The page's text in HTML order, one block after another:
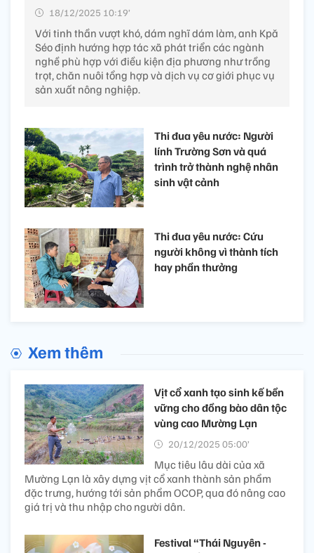
18/12/2025 10:19’
Với tinh thần vượt khó, dám nghĩ dám làm, anh Kpă
Séo định hướng hợp tác xã phát triển các ngành
nghề phù hợp với điều kiện địa phương như trồng
trọt, chăn nuôi tổng hợp và dịch vụ cơ giới phục vụ
sản xuất nông nghiệp.
Thi đua yêu nước: Người
lính Trường Sơn và quá
trình trở thành nghệ nhân
sinh vật cảnh
Thi đua yêu nước: Cứu
người không vì thành tích
hay phần thưởng
Xem thêm
Vịt cổ xanh tạo sinh kế bền
vững cho đồng bào dân tộc
vùng cao Mường Lạn
20/12/2025 05:00’
Mục tiêu lâu dài của xã
Mường Lạn là xây dựng vịt cổ xanh thành sản phẩm
đặc trưng, hướng tới sản phẩm OCOP, qua đó nâng cao
giá trị và thu nhập cho người dân.
Festival “Thái Nguyên -